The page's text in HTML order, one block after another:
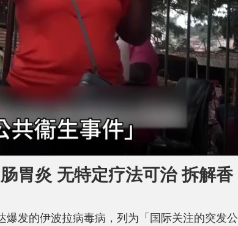
胃炎 无特定疗法可治 拆解香
爆发的伊波拉病毒病，列为「国际关注的突发公